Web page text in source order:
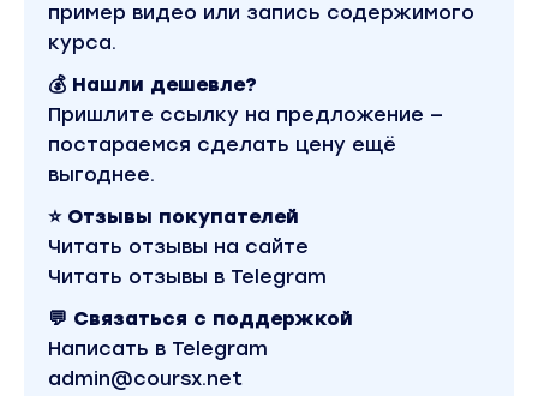
Булатова - Психфак.База: Типирование».
Оригинальная стоимость курса у автора
Coursx.net данный материал доступен за 1990
рублей. Обучающий курс входит в рубрику
«Психология / Саморазвитие и мотивация / Дети
и родители». Другие материалы автора «Алия
Булатова» можно найти через поиск по сайту.
пример видео или запись содержимого
курса.
💰 Нашли дешевле?
Пришлите ссылку на предложение —
постараемся сделать цену ещё
выгоднее.
⭐ Отзывы покупателей
Читать отзывы на сайте
Читать отзывы в Telegram
💬 Связаться с поддержкой
Написать в Telegram
admin@coursx.net